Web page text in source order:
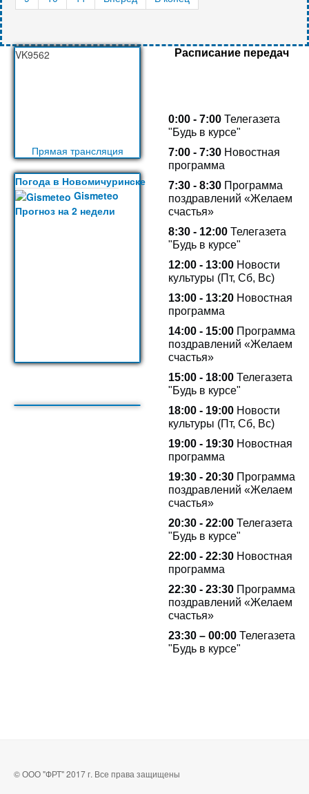
VK9562
Прямая трансляция
Погода в Новомичуринске
Gismeteo
Прогноз на 2 недели
Расписание передач
0:00 - 7:00 Телегазета
"Будь в курсе"
7:00 - 7:30 Новостная
программа
7:30 - 8:30 Программа
поздравлений «Желаем
счастья»
8:30 - 12:00 Телегазета
"Будь в курсе"
12:00 - 13:00 Новости
культуры (Пт, Сб, Вс)
13:00 - 13:20 Новостная
программа
14:00 - 15:00 Программа
поздравлений «Желаем
счастья»
15:00 - 18:00 Телегазета
"Будь в курсе"
18:00 - 19:00 Новости
культуры (Пт, Сб, Вс)
19:00 - 19:30 Новостная
программа
19:30 - 20:30 Программа
поздравлений «Желаем
счастья»
20:30 - 22:00 Телегазета
"Будь в курсе"
22:00 - 22:30 Новостная
программа
22:30 - 23:30 Программа
поздравлений «Желаем
счастья»
23:30 – 00:00 Телегазета
"Будь в курсе"
© ООО "ФРТ" 2017 г. Все права защищены